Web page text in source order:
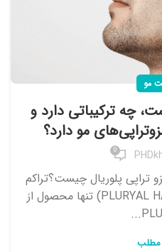
مو
چه ترکیباتی دارد و
مو دارد؟
0
تراپی پلوریال چیست؟تراکم
موی پلوریال (PLURYAL HAIR DENSITY) تنها محصول از
مطلب